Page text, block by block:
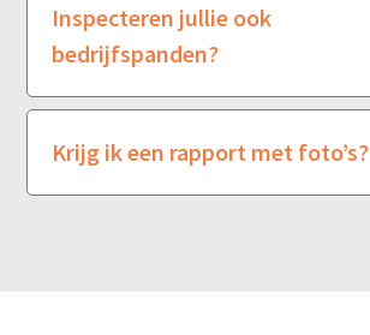
Inspecteren jullie ook
bedrijfspanden?
Krijg ik een rapport met foto’s?